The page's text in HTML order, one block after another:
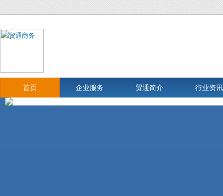
首页 企业服务 贸通简介 行业资讯